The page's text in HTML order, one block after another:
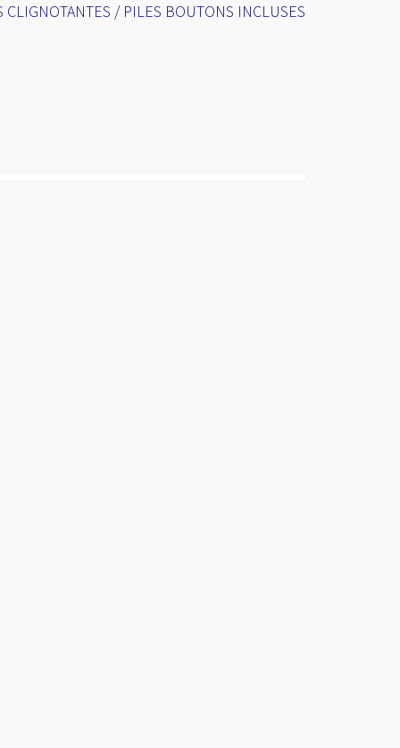
/ PILES BOUTONS INCLUSES